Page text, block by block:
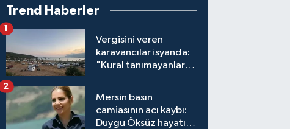
Trend Haberler
Vergisini veren
karavancılar isyanda:
"Kural tanımayanlar
1
Mersin basın
camiasının acı kaybı:
Duygu Öksüz hayatını
2